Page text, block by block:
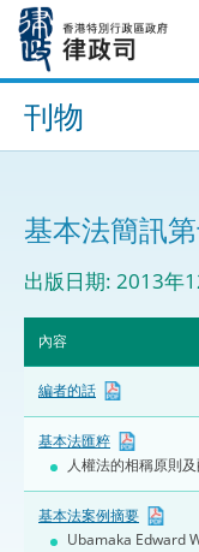
內
進階搜尋
刊物
基本法簡訊
出版日期: 2013年
內容
編者的話
基本法匯粹
人權法的相稱原則
基本法案例摘要
Ubamaka Edward